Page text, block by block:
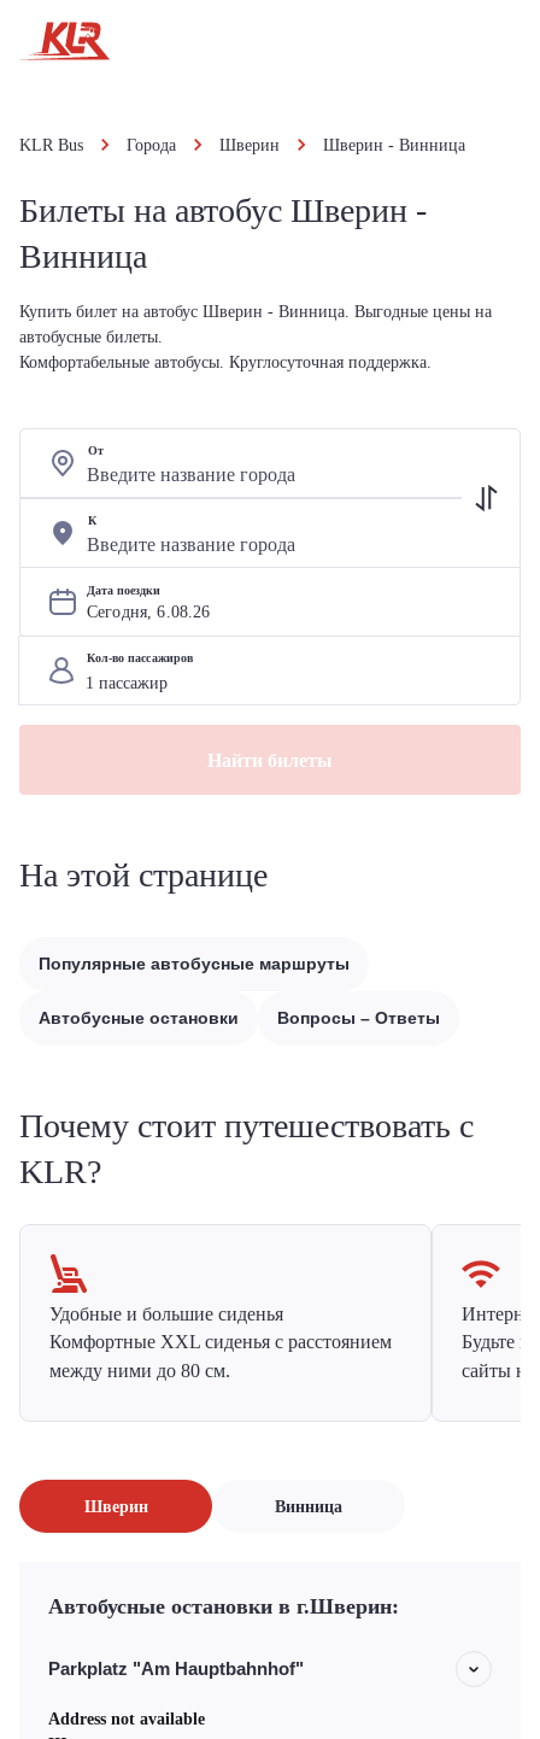
KLR Bus Города Шверин Шверин - Винница
Билеты на автобус Шверин -
Винница
Купить билет на автобус Шверин - Винница. Выгодные цены на
автобусные билеты.
Комфортабельные автобусы. Круглосуточная поддержка.
От
К
Дата поездки
Сегодня, 6.08.26
Кол-во пассажиров
Найти билеты
На этой странице
Популярные автобусные маршруты
Автобусные остановки Вопросы – Ответы
Почему стоит путешествовать с
KLR?
Удобные и большие сиденья
Комфортные XXL сиденья с расстоянием
между ними до 80 см.
Будьте
сайты на
Шверин Винница
Автобусные остановки в г.Шверин:
Parkplatz "Am Hauptbahnhof"
Address not available